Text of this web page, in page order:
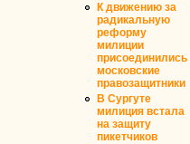
К движению за
радикальную
реформу
милиции
присоединились
московские
правозащитники
В Сургуте
милиция встала
на защиту
пикетчиков